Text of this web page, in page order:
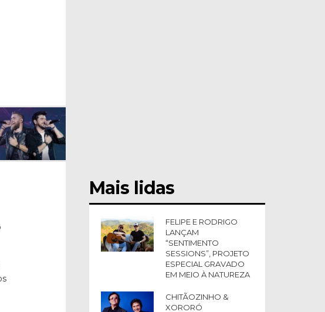
Mais lidas
FELIPE E RODRIGO
LANÇAM
“SENTIMENTO
SESSIONS”, PROJETO
ESPECIAL GRAVADO
EM MEIO À NATUREZA
CHITÃOZINHO &
XORORÓ